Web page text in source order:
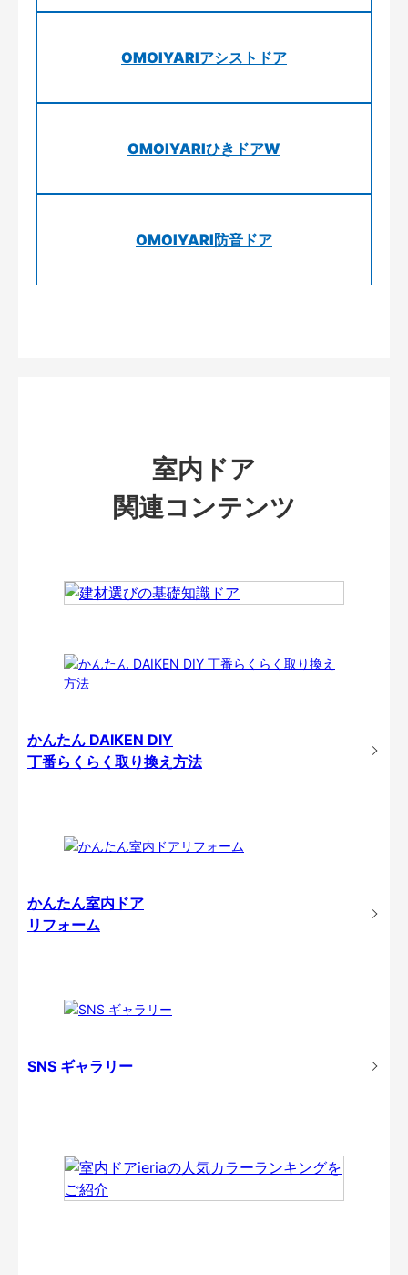
OMOIYARIアシストドア
OMOIYARIひきドアW
OMOIYARI防音ドア
室内ドア
関連コンテンツ
かんたん DAIKEN DIY
丁番らくらく取り換え方法
かんたん室内ドア
リフォーム
SNS ギャラリー